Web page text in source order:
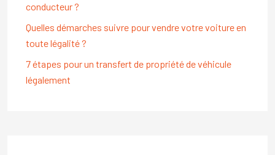
conducteur ?
Quelles démarches suivre pour vendre votre voiture en
toute légalité ?
7 étapes pour un transfert de propriété de véhicule
légalement